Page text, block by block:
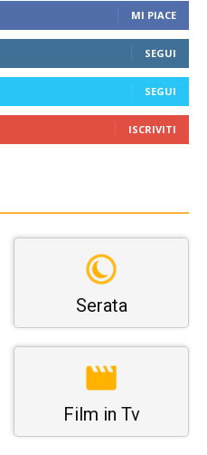
MI PIACE
SEGUI
SEGUI
ISCRIVITI
Serata
Film in Tv